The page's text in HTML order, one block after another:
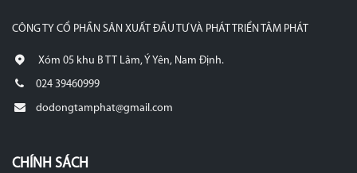
CÔNG TY CỔ PHẦN SẢN XUẤT ĐẦU TƯ VÀ PHÁT TRIỂN TÂM PHÁT
Xóm 05 khu B TT Lâm, Ý Yên, Nam Định.
024 39460999
dodongtamphat@gmail.com
CHÍNH SÁCH